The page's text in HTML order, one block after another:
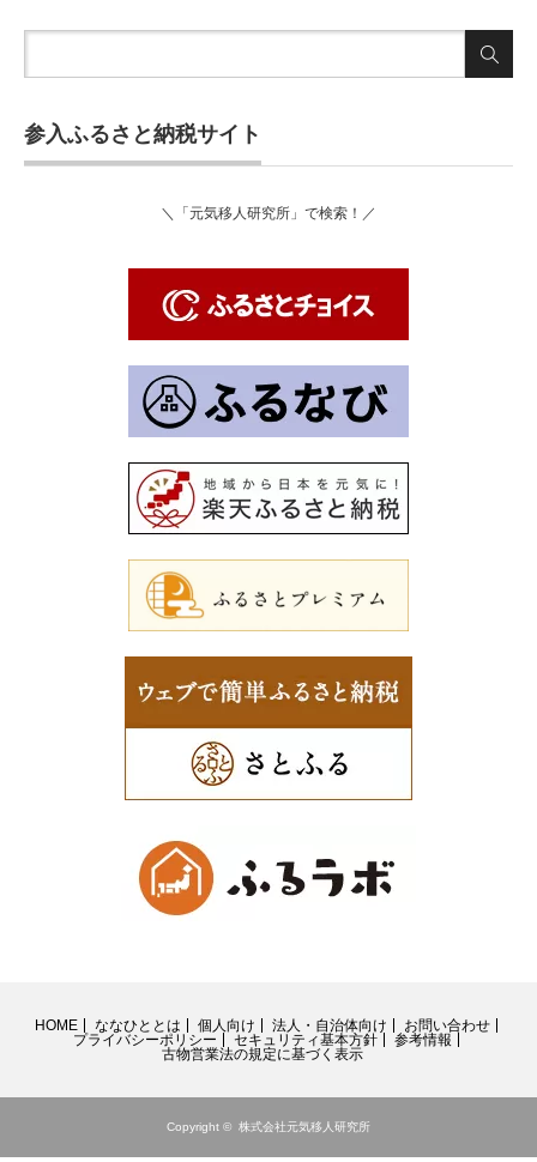
参入ふるさと納税サイト
＼「元気移人研究所」で検索！／
HOME ななひととは 個人向け 法人・自治体向け
お問い合わせ
プライバシーポリシー
セキュリティ基本方針
参考情報
古物営業法の規定に基づく表示
Copyright © 株式会社元気移人研究所